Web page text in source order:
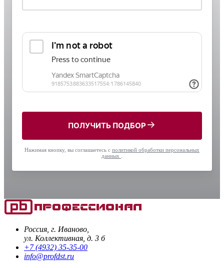
ПОЛУЧИТЬ ПОДБОР
Нажимая кнопку, вы соглашаетесь с политикой обработки персональных
данных
Россия, г. Иваново,
ул. Коллективная, д. 3 б
+7 (4932) 35-35-00
info@profdst.ru